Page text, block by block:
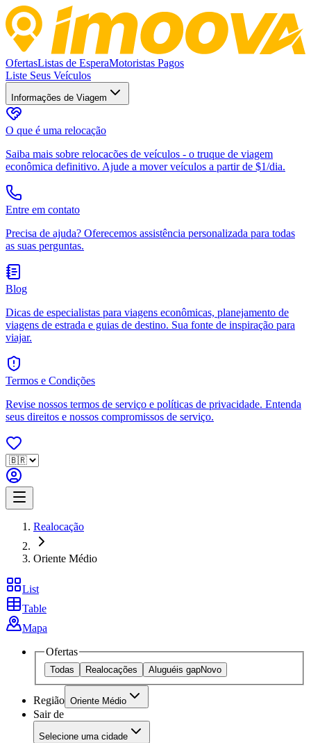
OfertasListas de EsperaMotoristas Pagos
Liste Seus Veículos
Informações de Viagem
O que é uma relocação
Saiba mais sobre relocacões de veículos - o truque de viagem
econômica definitivo. Ajude a mover veículos a partir de $1/dia.
Entre em contato
Precisa de ajuda? Oferecemos assistência personalizada para todas
as suas perguntas.
Blog
Dicas de especialistas para viagens econômicas, planejamento de
viagens de estrada e guias de destino. Sua fonte de inspiração para
viajar.
Termos e Condições
Revise nossos termos de serviço e políticas de privacidade. Entenda
seus direitos e nossos compromissos de serviço.
Realocação
Oriente Médio
List
Table
Mapa
Ofertas
Todas Realocações Aluguéis gapNovo
Região Oriente Médio
Sair de
Selecione uma cidade